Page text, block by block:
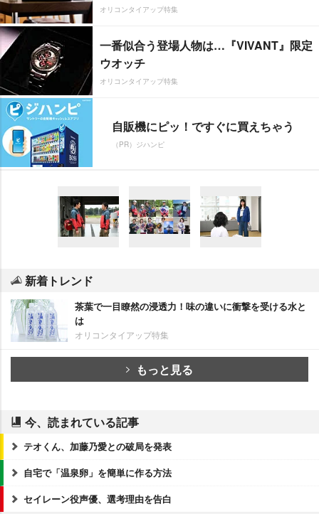
オリコンタイアップ特集
一番似合う登場人物は…『VIVANT』限定
ウオッチ
オリコンタイアップ特集
自販機にピッ！ですぐに買えちゃう
（PR）ジハンピ
新着トレンド
茶葉で一目瞭然の浸透力！味の違いに衝撃を受ける水と
は
オリコンタイアップ特集
もっと見る
今、読まれている記事
テオくん、加藤乃愛との破局を発表
自宅で「温泉卵」を簡単に作る方法
セイレーン役声優、選考理由を告白